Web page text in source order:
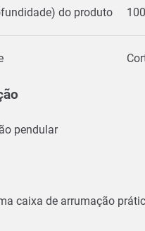
do produto
pendular
caixa de arrumação